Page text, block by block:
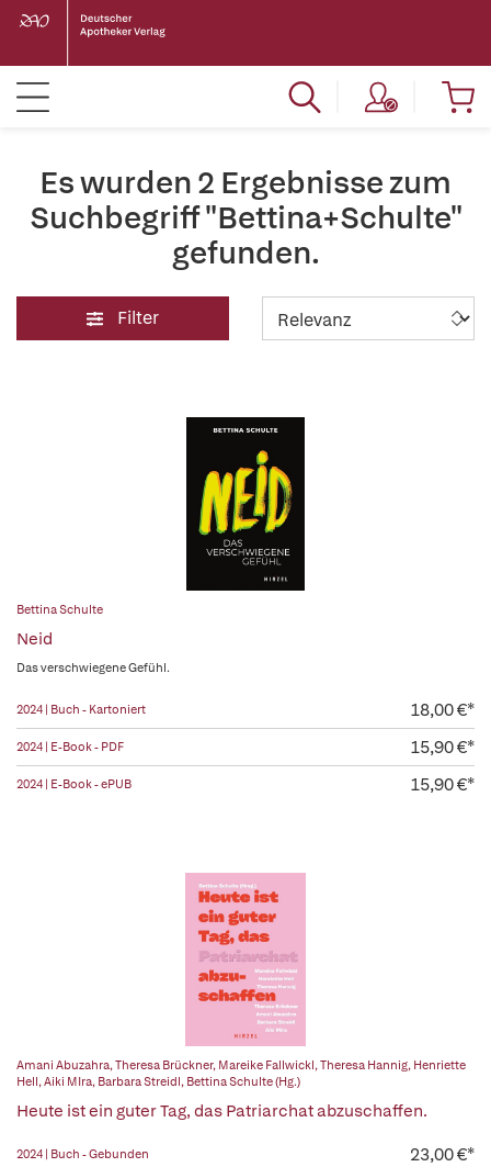
Es wurden 2 Ergebnisse zum
Suchbegriff "Bettina+Schulte"
gefunden.
Filter
Bettina Schulte
Neid
Das verschwiegene Gefühl.
2024 | Buch - Kartoniert 18,00 €*
2024 | E-Book - PDF 15,90 €*
2024 | E-Book - ePUB 15,90 €*
Amani Abuzahra,Theresa Brückner, Mareike Fallwickl,Theresa Hannig, Henriette
Hell,Aiki MIra, Barbara Streidl, Bettina Schulte (Hg.)
Heute ist ein guter Tag, das Patriarchat abzuschaffen.
2024 | Buch - Gebunden 23,00 €*